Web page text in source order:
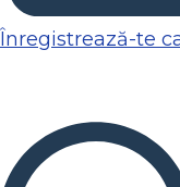
Înregistrează-te